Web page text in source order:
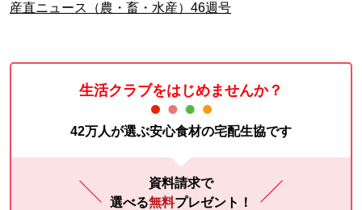
産直ニュース（農・畜・水産）46週号
生活クラブをはじめませんか？
42万人が選ぶ安心食材の宅配生協です
資料請求で
選べる無料プレゼント！